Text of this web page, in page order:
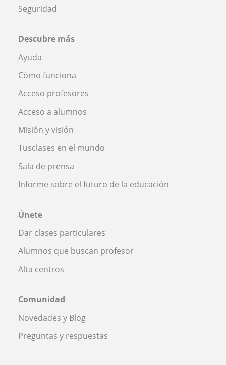
Seguridad
Descubre más
Ayuda
Cómo funciona
Acceso profesores
Acceso a alumnos
Misión y visión
Tusclases en el mundo
Sala de prensa
Informe sobre el futuro de la educación
Únete
Dar clases particulares
Alumnos que buscan profesor
Alta centros
Comunidad
Novedades y Blog
Preguntas y respuestas